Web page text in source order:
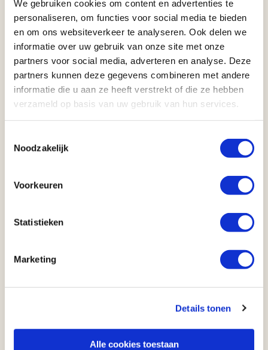
We gebruiken cookies om content en advertenties te
personaliseren, om functies voor social media te bieden
en om ons websiteverkeer te analyseren. Ook delen we
informatie over uw gebruik van onze site met onze
partners voor social media, adverteren en analyse. Deze
partners kunnen deze gegevens combineren met andere
informatie die u aan ze heeft verstrekt of die ze hebben
verzameld op basis van uw gebruik van hun services.
Noodzakelijk
Voorkeuren
Statistieken
Marketing
Details tonen
Alle cookies toestaan
Familieavontuur door Zuid-Afrika
Johannesburg